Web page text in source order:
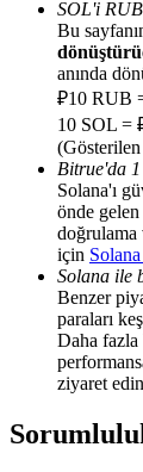
BTC
Deposit &
Deposit
Share
SOL'i
Bu
anında
₽10 RUB
10 SOL =
Bitrue'da 1
Solana'ı
önde
doğrulama
için
Solana ile
Benzer
paraları
Daha
ziyaret